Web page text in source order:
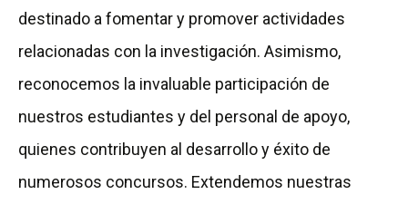
destinado a fomentar y promover actividades
relacionadas con la investigación. Asimismo,
reconocemos la invaluable participación de
nuestros estudiantes y del personal de apoyo,
quienes contribuyen al desarrollo y éxito de
numerosos concursos. Extendemos nuestras